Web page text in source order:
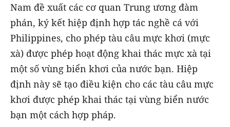
Nam đề xuất các cơ quan Trung ương đàm
phán, ký kết hiệp định hợp tác nghề cá với
Philippines, cho phép tàu câu mực khơi (mực
xà) được phép hoạt động khai thác mực xà tại
một số vùng biển khơi của nước bạn. Hiệp
định này sẽ tạo điều kiện cho các tàu câu mực
khơi được phép khai thác tại vùng biển nước
bạn một cách hợp pháp.